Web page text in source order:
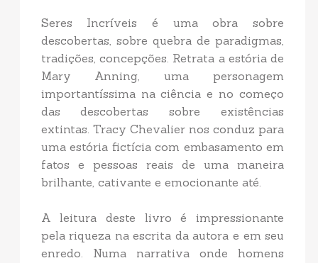
Seres Incríveis é uma obra sobre
descobertas, sobre quebra de paradigmas,
tradições, concepções. Retrata a estória de
Mary Anning, uma personagem
importantíssima na ciência e no começo
das descobertas sobre existências
extintas. Tracy Chevalier nos conduz para
uma estória fictícia com embasamento em
fatos e pessoas reais de uma maneira
brilhante, cativante e emocionante até.
A leitura deste livro é impressionante
pela riqueza na escrita da autora e em seu
enredo. Numa narrativa onde homens